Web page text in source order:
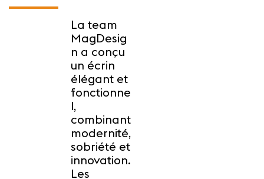
La team
MagDesig
n a conçu
un écrin
élégant et
fonctionne
l,
combinant
modernité,
sobriété et
innovation.
Les